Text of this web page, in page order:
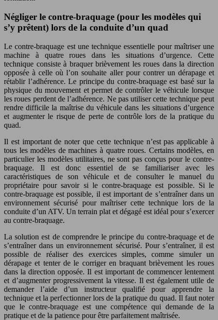
Négliger le contre-braquage (pour les modèles qui
s’y prêtent) lors de la conduite d’un quad
Le contre-braquage est une technique essentielle pour maîtriser une
machine à quatre roues dans les situations d’urgence. Cette
technique consiste à braquer brièvement les roues dans la direction
opposée à celle où l’on souhaite aller pour contrer un dérapage et
rétablir l’adhérence. Le principe du contre-braquage est basé sur la
physique du mouvement et permet de contrôler le véhicule lorsque
les roues perdent de l’adhérence. Ne pas utiliser cette technique peut
rendre difficile la maîtrise du véhicule dans les situations d’urgence
et augmenter le risque de perte de contrôle lors de la pratique du
quad.
Il est important de noter que cette technique n’est pas applicable à
tous les modèles de machines à quatre roues. Certains modèles, en
particulier les modèles utilitaires, ne sont pas conçus pour le contre-
braquage. Il est donc essentiel de se familiariser avec les
caractéristiques de son véhicule et de consulter le manuel du
propriétaire pour savoir si le contre-braquage est possible. Si le
contre-braquage est possible, il est important de s’entraîner dans un
environnement sécurisé pour maîtriser cette technique lors de la
conduite d’un ATV. Un terrain plat et dégagé est idéal pour s’exercer
au contre-braquage.
La solution est de comprendre le principe du contre-braquage et de
s’entraîner dans un environnement sécurisé. Pour s’entraîner, il est
possible de réaliser des exercices simples, comme simuler un
dérapage et tenter de le corriger en braquant brièvement les roues
dans la direction opposée. Il est important de commencer lentement
et d’augmenter progressivement la vitesse. Il est également utile de
demander l’aide d’un instructeur qualifié pour apprendre la
technique et la perfectionner lors de la pratique du quad. Il faut noter
que le contre-braquage est une compétence qui demande de la
pratique et de la patience pour être parfaitement maîtrisée.